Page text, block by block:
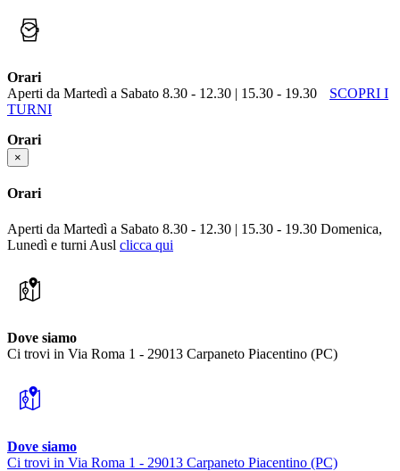
Orari
Aperti da Martedì a Sabato 8.30 - 12.30 | 15.30 - 19.30
SCOPRI I
TURNI
Orari
×
Orari
Aperti da Martedì a Sabato 8.30 - 12.30 | 15.30 - 19.30 Domenica,
Lunedì e turni Ausl clicca qui
Dove siamo
Ci trovi in Via Roma 1 - 29013 Carpaneto Piacentino (PC)
Dove siamo
Ci trovi in Via Roma 1 - 29013 Carpaneto Piacentino (PC)